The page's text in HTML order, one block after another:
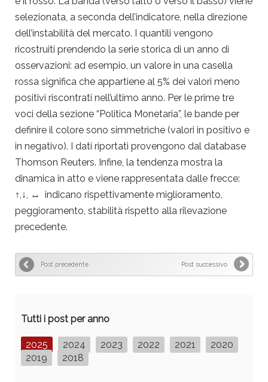
selezionata, a seconda dell’indicatore, nella direzione
dell’instabilità del mercato. I quantili vengono
ricostruiti prendendo la serie storica di un anno di
osservazioni: ad esempio, un valore in una casella
rossa significa che appartiene al 5% dei valori meno
positivi riscontrati nell’ultimo anno. Per le prime tre
voci della sezione “Politica Monetaria”, le bande per
definire il colore sono simmetriche (valori in positivo e
in negativo). I dati riportati provengono dal database
Thomson Reuters. Infine, la tendenza mostra la
dinamica in atto e viene rappresentata dalle frecce:
↑,↓, ↔ indicano rispettivamente miglioramento,
peggioramento, stabilità rispetto alla rilevazione
precedente.
Post precedente Post successivo
Tutti i post per anno
2025 2024 2023 2022 2021
2020
2019
2018